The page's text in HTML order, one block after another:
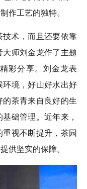
作工艺的独特。
术，而且还要依靠
师刘金龙作了主题
彩分享。刘金龙表
环境，好山好水出好
茶青来自良好的生
础管理。近年来，
视不断提升，茶园
供坚实的保障。